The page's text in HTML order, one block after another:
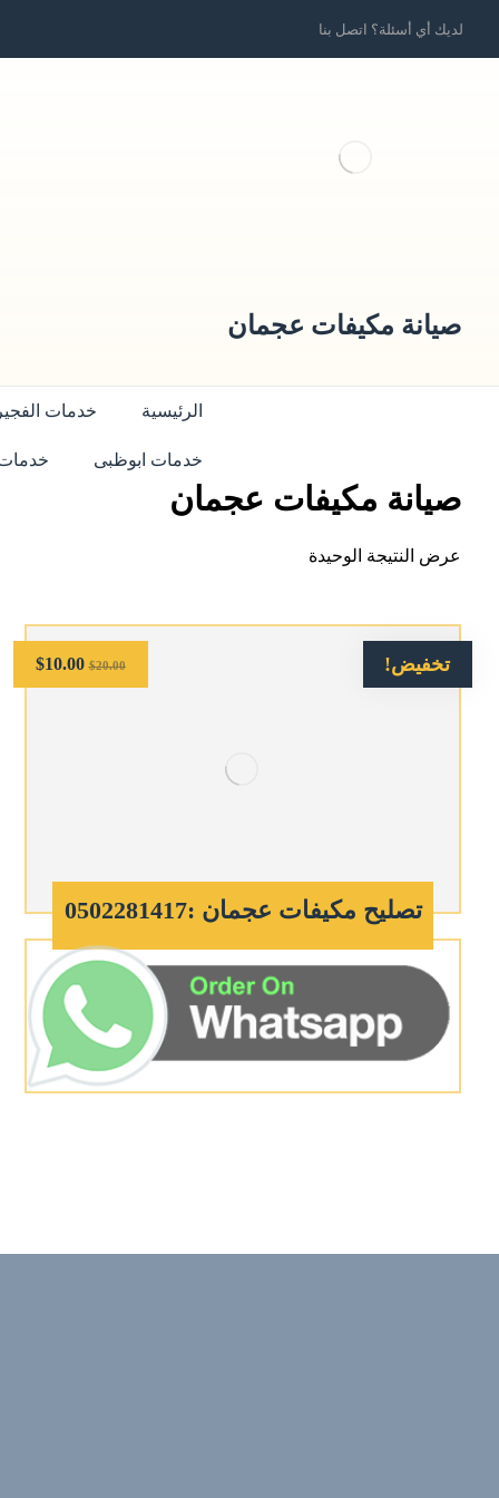
لديك أي أسئلة؟ اتصل بنا
الرئيسية خدمات
خدمات ابوظبى
صيانة مكيفات عجمان
صيانة مكيفات عجمان
عرض النتيجة الوحيدة
تخفيض!
تصليح مكيفات عجمان :0502281417
$20.00
$10.00